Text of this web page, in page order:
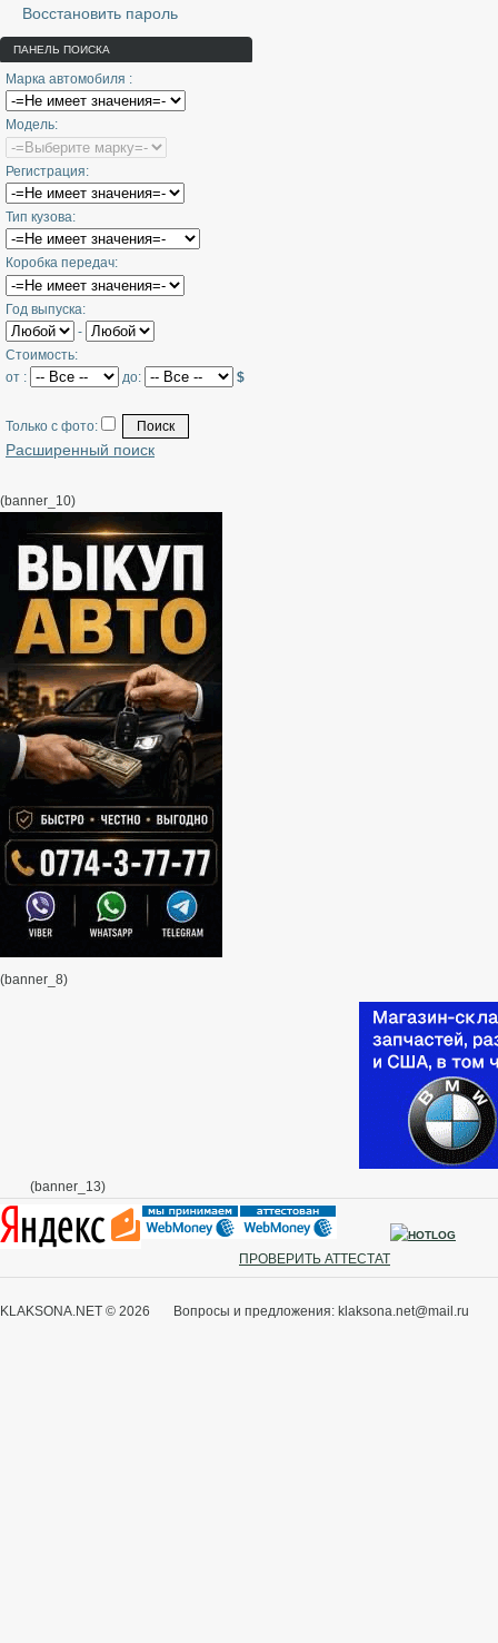
Восстановить пароль
ПАНЕЛЬ ПОИСКА
Марка автомобиля :
Модель:
Регистрация:
Тип кузова:
Коробка передач:
Год выпуска:
-
Стоимость:
от :
до: $
Только с фото:
Расширенный поиск
(banner_10)
(banner_8)
(banner_13)
ПРОВЕРИТЬ АТТЕСТАТ
KLAKSONA.NET © 2026 Вопросы и предложения: klaksona.net@mail.ru